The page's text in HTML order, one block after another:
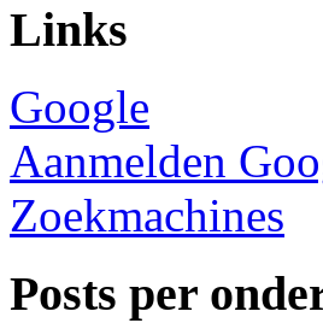
Links
Google
Aanmelden
Zoekmachines
Posts per